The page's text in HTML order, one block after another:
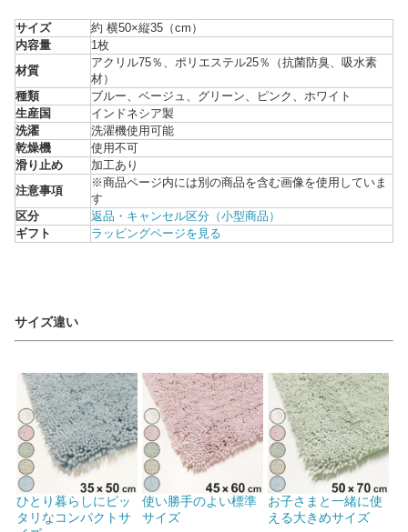
サイズ
約 横50×縦35（cm）
内容量
1枚
材質
アクリル75％、ポリエステル25％（抗菌防臭、吸水素
材）
種類
ブルー、ベージュ、グリーン、ピンク、ホワイト
生産国
インドネシア製
洗濯
洗濯機使用可能
乾燥機
使用不可
滑り止め
加工あり
注意事項
※商品ページ内には別の商品を含む画像を使用していま
す
区分
返品・キャンセル区分（小型商品）
ギフト
ラッピングページを見る
サイズ違い
ひとり暮らしにピッ
タリなコンパクトサ
使い勝手のよい標準
サイズ
お子さまと一緒に使
える大きめサイズ